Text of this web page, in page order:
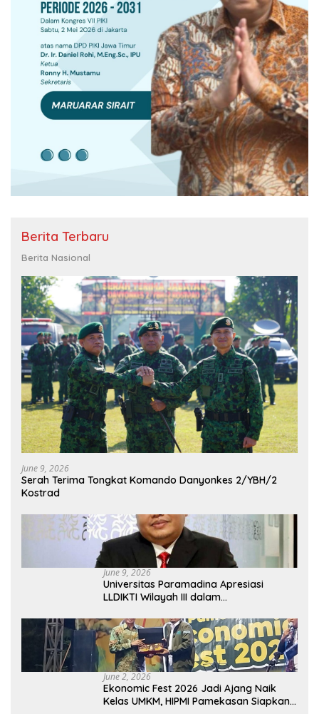
Berita Terbaru
Berita Nasional
June 9, 2026
Serah Terima Tongkat Komando Danyonkes 2/YBH/2
Kostrad
June 9, 2026
Universitas Paramadina Apresiasi
LLDIKTI Wilayah III dalam
Tinggi Swasta
June 2, 2026
Ekonomic Fest 2026 Jadi Ajang Naik
Kelas UMKM, HIPMI Pamekasan Siapkan